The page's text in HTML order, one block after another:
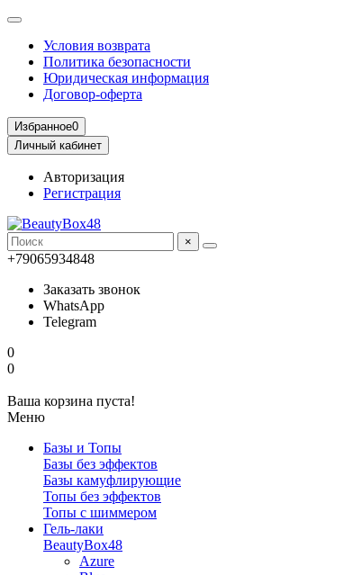
Условия возврата
Политика безопасности
Юридическая информация
Договор-оферта
Избранное0
Личный кабинет
Авторизация
Регистрация
×
+79065934848
Заказать звонок
WhatsApp
Telegram
0
0
Ваша корзина пуста!
Меню
Базы и Топы
Базы без эффектов
Базы камуфлирующие
Топы без эффектов
Топы с шиммером
Гель-лаки
BeautyBox48
Azure